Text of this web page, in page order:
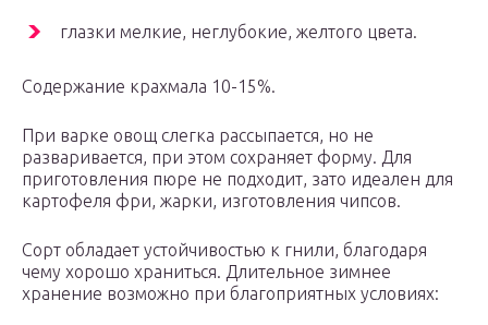
глазки мелкие, неглубокие, желтого цвета.
Содержание крахмала 10-15%.
При варке овощ слегка рассыпается, но не
разваривается, при этом сохраняет форму. Для
приготовления пюре не подходит, зато идеален для
картофеля фри, жарки, изготовления чипсов.
Сорт обладает устойчивостью к гнили, благодаря
чему хорошо храниться. Длительное зимнее
хранение возможно при благоприятных условиях: